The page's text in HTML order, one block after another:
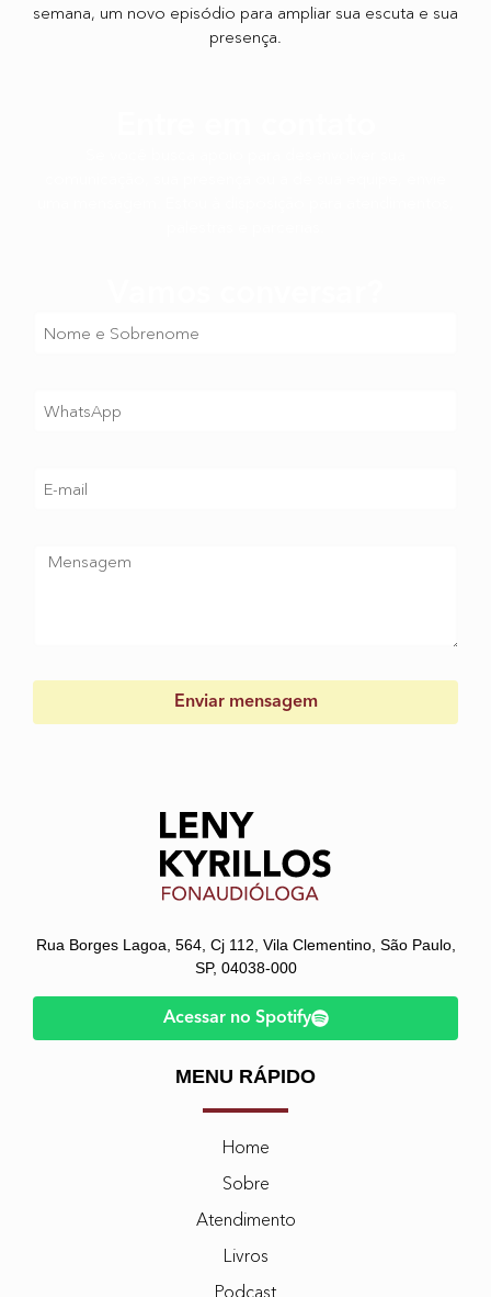
semana, um novo episódio para ampliar sua escuta e sua
presença.
Enviar mensagem
Rua Borges Lagoa, 564, Cj 112, Vila Clementino, São Paulo,
SP, 04038-000
Acessar no Spotify
MENU RÁPIDO
Home
Sobre
Atendimento
Livros
Podcast